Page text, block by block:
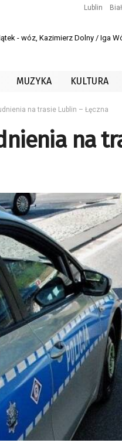
Lublin
- wóz, Kazimierz Dolny / Iga
MUZYKA KULTURA
na trasie Lublin – Łęczna
na